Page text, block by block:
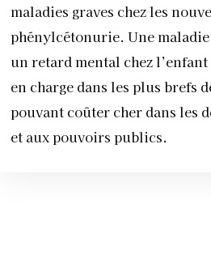
maladies graves chez les
phénylcétonurie. Une
un retard mental chez
en charge dans les plus brefs
pouvant coûter cher dans les
et aux pouvoirs publics.